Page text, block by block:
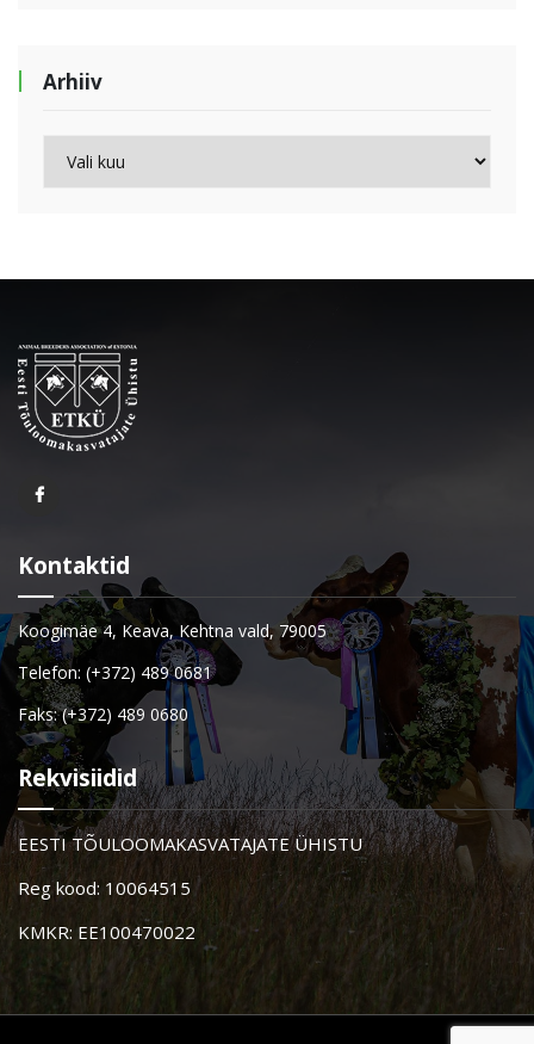
Arhiiv
Kontaktid
Koogimäe 4, Keava, Kehtna vald, 79005
Telefon: (+372) 489 0681
Faks: (+372) 489 0680
Rekvisiidid
EESTI TÕULOOMAKASVATAJATE ÜHISTU
Reg kood: 10064515
KMKR: EE100470022